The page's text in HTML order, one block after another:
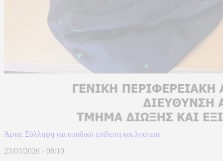
Άρτα: Σύλληψη για οπαδική επίθεση και ληστεία
23/03/2026 - 08:10